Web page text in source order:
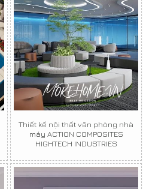
Thiết kế nội thất văn phòng nhà
máy ACTION COMPOSITES
HIGHTECH INDUSTRIES